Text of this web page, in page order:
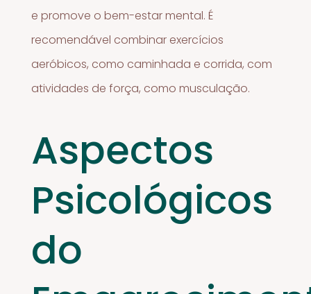
e promove o bem-estar mental. É
recomendável combinar exercícios
aeróbicos, como caminhada e corrida, com
atividades de força, como musculação.
Aspectos
Psicológicos
do